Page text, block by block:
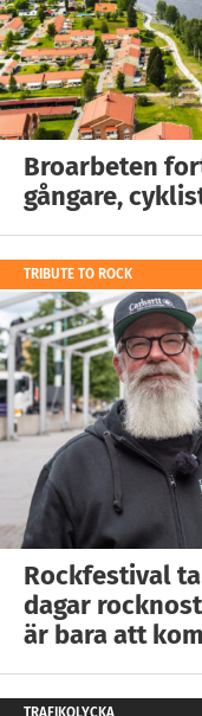
Broarbeten
gångare,
TRIBUTE TO ROCK
Rockfestival
dagar
är bara att
TRAFIKOLYCKA